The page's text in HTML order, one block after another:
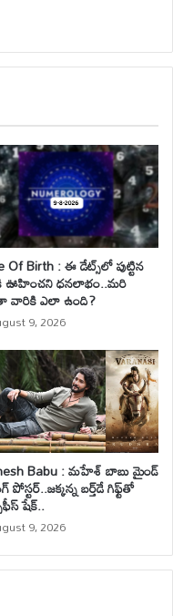
Of Birth : ఈ డేట్స్‌లో పుట్టిన
ఊహించని ధనలాభం..మరి
వారికి ఎలా ఉంది?
9, 2026
Babu : మహేశ్‌ బాబు మైండ్
పోస్టర్..జక్కన్న బర్త్‌డే గిఫ్ట్‌తో
షేక్..
9, 2026